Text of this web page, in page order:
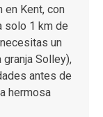
Kent, con
solo 1 km de
un
Solley),
antes de
hermosa